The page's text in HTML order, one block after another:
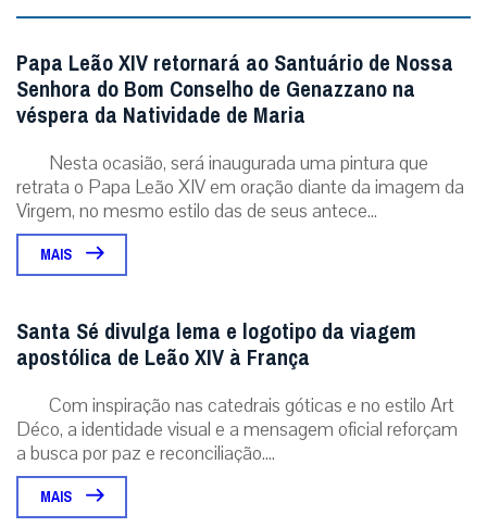
Papa Leão XIV retornará ao Santuário de Nossa
Senhora do Bom Conselho de Genazzano na
véspera da Natividade de Maria
Nesta ocasião, será inaugurada uma pintura que
retrata o Papa Leão XIV em oração diante da imagem da
Virgem, no mesmo estilo das de seus antece...
MAIS
Santa Sé divulga lema e logotipo da viagem
apostólica de Leão XIV à França
Com inspiração nas catedrais góticas e no estilo Art
Déco, a identidade visual e a mensagem oficial reforçam
a busca por paz e reconciliação....
MAIS